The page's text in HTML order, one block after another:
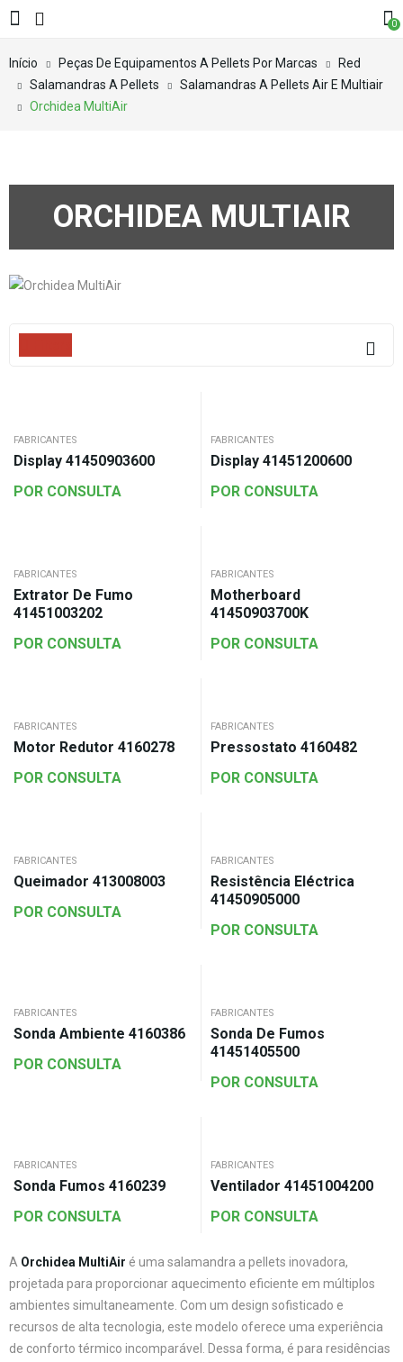
0
Início Peças De Equipamentos A Pellets Por Marcas
Red
Salamandras A Pellets
Salamandras A Pellets Air E Multiair
Orchidea MultiAir
ORCHIDEA MULTIAIR
FABRICANTES
Display 41450903600
POR CONSULTA
FABRICANTES
Display 41451200600
POR CONSULTA
FABRICANTES
Extrator De Fumo
41451003202
POR CONSULTA
FABRICANTES
Motherboard
41450903700K
POR CONSULTA
FABRICANTES
Motor Redutor 4160278
POR CONSULTA
FABRICANTES
Pressostato 4160482
POR CONSULTA
FABRICANTES
Queimador 413008003
POR CONSULTA
FABRICANTES
Resistência Eléctrica
41450905000
POR CONSULTA
FABRICANTES
Sonda Ambiente 4160386
POR CONSULTA
FABRICANTES
Sonda De Fumos
41451405500
POR CONSULTA
FABRICANTES
Sonda Fumos 4160239
POR CONSULTA
FABRICANTES
Ventilador 41451004200
POR CONSULTA
A Orchidea MultiAir é uma salamandra a pellets inovadora,
projetada para proporcionar aquecimento eficiente em múltiplos
ambientes simultaneamente. Com um design sofisticado e
recursos de alta tecnologia, este modelo oferece uma experiência
de conforto térmico incomparável. Dessa forma, é para residências